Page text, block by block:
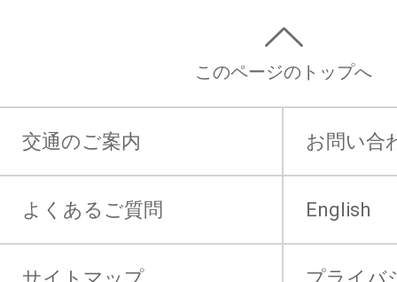
このページのトップへ
交通のご案内 お問い合
よくあるご質問 English